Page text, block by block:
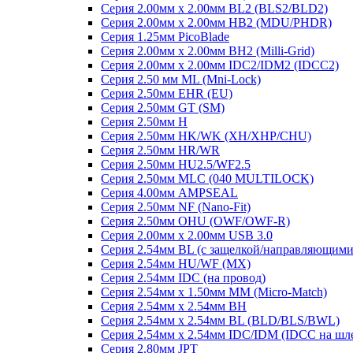
Серия 2.00мм x 2.00мм BL2 (BLS2/BLD2)
Серия 2.00мм x 2.00мм HB2 (MDU/PHDR)
Серия 1.25мм PicoBlade
Серия 2.00мм х 2.00мм BH2 (Milli-Grid)
Серия 2.00мм х 2.00мм IDC2/IDM2 (IDCC2)
Серия 2.50 мм ML (Mni-Lock)
Серия 2.50мм EHR (EU)
Серия 2.50мм GT (SM)
Серия 2.50мм H
Серия 2.50мм HK/WK (XH/XHP/CHU)
Серия 2.50мм HR/WR
Серия 2.50мм HU2.5/WF2.5
Серия 2.50мм MLC (040 MULTILOCK)
Серия 4.00мм AMPSEAL
Серия 2.50мм NF (Nano-Fit)
Серия 2.50мм OHU (OWF/OWF-R)
Серия 2.00мм x 2.00мм USB 3.0
Серия 2.54мм BL (с защелкой/
Серия 2.54мм HU/WF (MX)
Серия 2.54мм IDC (на провод)
Серия 2.54мм х 1.50мм MM (Micro-Match)
Серия 2.54мм х 2.54мм BH
Серия 2.54мм х 2.54мм BL (BLD/BLS/BWL)
Серия 2.54мм х 2.54мм IDC/IDM (IDCC на
Серия 2.80мм JPT